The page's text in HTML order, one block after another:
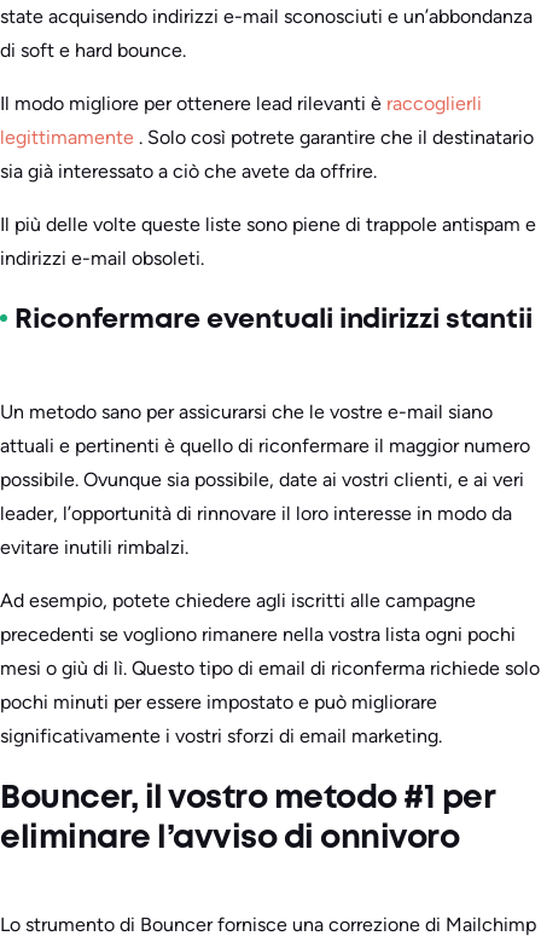
state acquisendo indirizzi e-mail sconosciuti e un’abbondanza
di soft e hard bounce.
Il modo migliore per ottenere lead rilevanti è raccoglierli
legittimamente . Solo così potrete garantire che il destinatario
sia già interessato a ciò che avete da offrire.
Il più delle volte queste liste sono piene di trappole antispam e
indirizzi e-mail obsoleti.
Riconfermare eventuali indirizzi stantii
Un metodo sano per assicurarsi che le vostre e-mail siano
attuali e pertinenti è quello di riconfermare il maggior numero
possibile. Ovunque sia possibile, date ai vostri clienti, e ai veri
leader, l’opportunità di rinnovare il loro interesse in modo da
evitare inutili rimbalzi.
Ad esempio, potete chiedere agli iscritti alle campagne
precedenti se vogliono rimanere nella vostra lista ogni pochi
mesi o giù di lì. Questo tipo di email di riconferma richiede solo
pochi minuti per essere impostato e può migliorare
significativamente i vostri sforzi di email marketing.
Bouncer, il vostro metodo #1 per
eliminare l’avviso di onnivoro
Lo strumento di Bouncer fornisce una correzione di Mailchimp